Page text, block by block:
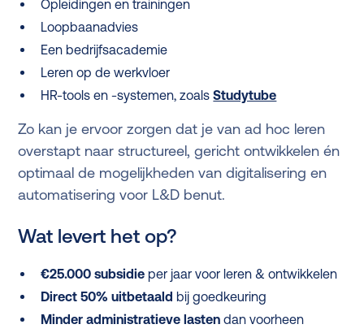
Opleidingen en trainingen
Loopbaanadvies
Een bedrijfsacademie
Leren op de werkvloer
HR-tools en -systemen, zoalsStudytube
Zo kan je ervoor zorgen dat je van ad hoc leren
overstapt naar structureel, gericht ontwikkelen én
optimaal de mogelijkheden van digitalisering en
automatisering voor L&D benut.
Wat levert het op?
€25.000 subsidie per jaar voor leren & ontwikkelen
Direct 50% uitbetaald bij goedkeuring
Minder administratieve lasten dan voorheen